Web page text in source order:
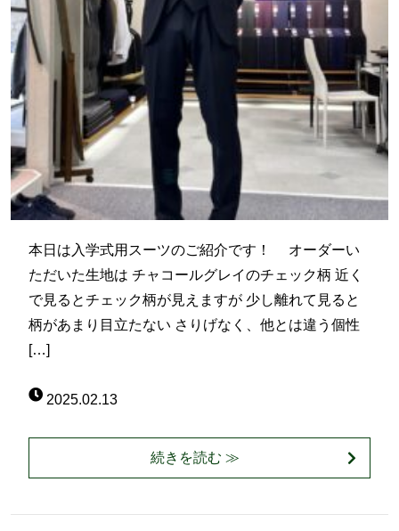
本日は入学式用スーツのご紹介です！ オーダーい
ただいた生地は チャコールグレイのチェック柄 近く
で見るとチェック柄が見えますが 少し離れて見ると
柄があまり目立たない さりげなく、他とは違う個性
[…]
2025.02.13
続きを読む ≫